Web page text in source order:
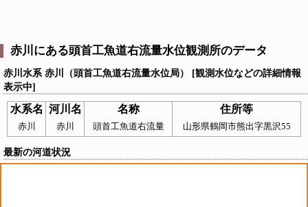
赤川にある頭首工魚道右流量水位観測所のデータ
赤川水系 赤川（頭首工魚道右流量水位局） [観測水位などの詳細情報
表示中]
水系名 河川名 名称 住所等
赤川 赤川 頭首工魚道右流量 山形県鶴岡市熊出字黒沢55
最新の河道状況